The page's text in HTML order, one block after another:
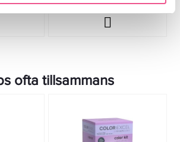
ofta tillsammans